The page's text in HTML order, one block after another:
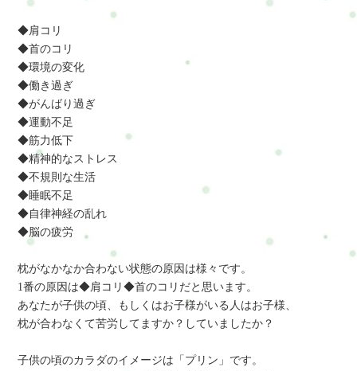
◆肩コリ
◆首のコリ
◆環境の変化
◆働き過ぎ
◆がんばり過ぎ
◆運動不足
◆筋力低下
◆精神的なストレス
◆不規則な生活
◆睡眠不足
◆自律神経の乱れ
◆脳の疲労
枕がなかなか合わない状態の原因は様々です。
1番の原因は◆肩コリ◆首のコリだと思います。
あなたが子供の頃、もしくはお子様がいる人はお子様、
枕が合わなくて苦労してますか？していましたか？
子供の頃のカラダのイメージは「プリン」です。